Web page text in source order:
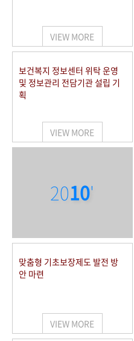
VIEW MORE
보건복지 정보센터 위탁 운영
및 정보관리 전담기관 설립 기
획
VIEW MORE
2010'
맞춤형 기초보장제도 발전 방
안 마련
VIEW MORE